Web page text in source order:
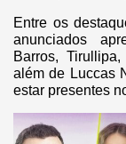
Entre os
anunciados
Barros,
além de Luccas
estar presentes